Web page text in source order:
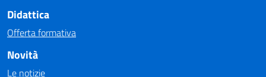
Didattica
Offerta formativa
Novità
Le notizie